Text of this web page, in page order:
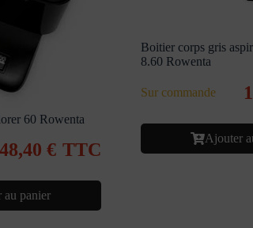
60 Rowenta
48,40 € TTC
au panier
Boitier corps gris
8.60 Rowenta
Sur commande
Ajouter